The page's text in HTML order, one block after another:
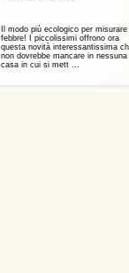
Il modo più ecologico per misurare
febbre! I piccolissimi offrono ora
questa novità interessantissima
non dovrebbe mancare in nessuna
casa in cui si mett ...